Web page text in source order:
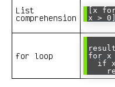
List
comprehension
[x
x > 0]
for loop
for x
if x